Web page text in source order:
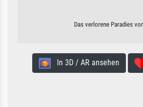
Das verlorene Paradies
In 3D / AR ansehen